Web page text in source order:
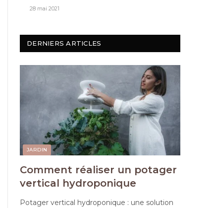
chic
28 mai 2021
DERNIERS ARTICLES
JARDIN
Comment réaliser un potager
vertical hydroponique
Potager vertical hydroponique : une solution